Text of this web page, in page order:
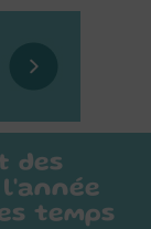
des
temps